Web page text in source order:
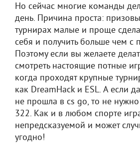
Но сейчас многие команды
день. Причина проста:
турнирах малые и проще
себя и получить больше чем с
Поэтому если вы желаете
смотреть настоящие потные
когда проходят крупные
как DreamHack и ESL. А если
не прошла в cs go, то не нужно
322. Как и в любом спорте
непредсказуемой и может
угодно!